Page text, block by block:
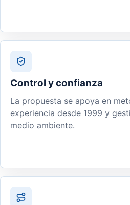
Control y confianza
La propuesta se apoya en
experiencia desde 1999 y
medio ambiente.